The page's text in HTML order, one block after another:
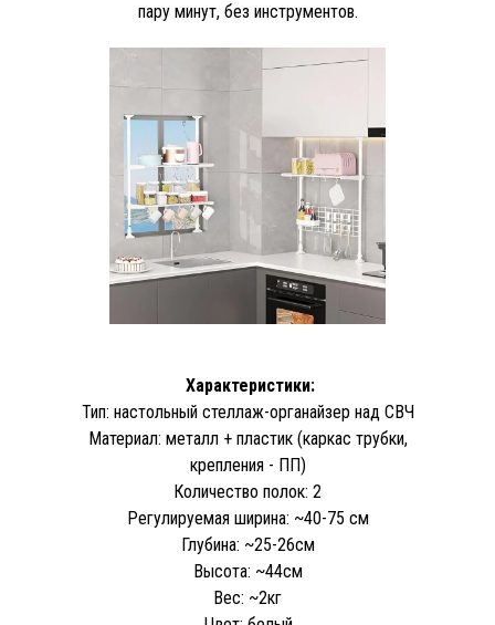
пару минут, без инструментов.
Характеристики:
Тип: настольный стеллаж-органайзер над СВЧ
Материал: металл + пластик (каркас трубки,
крепления - ПП)
Количество полок: 2
Регулируемая ширина: ~40-75 см
Глубина: ~25-26см
Высота: ~44см
Вес: ~2кг